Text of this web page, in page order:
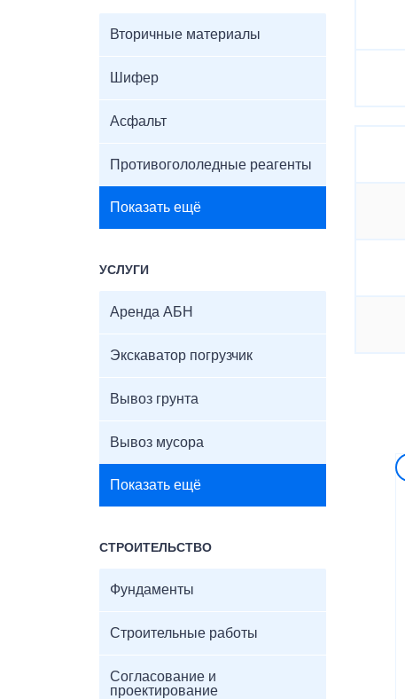
Вторичные материалы
Шифер
Асфальт
Противогололедные реагенты
Показать ещё
УСЛУГИ
Аренда АБН
Экскаватор погрузчик
Вывоз грунта
Вывоз мусора
Показать ещё
СТРОИТЕЛЬСТВО
Фундаменты
Строительные работы
Согласование и
проектирование